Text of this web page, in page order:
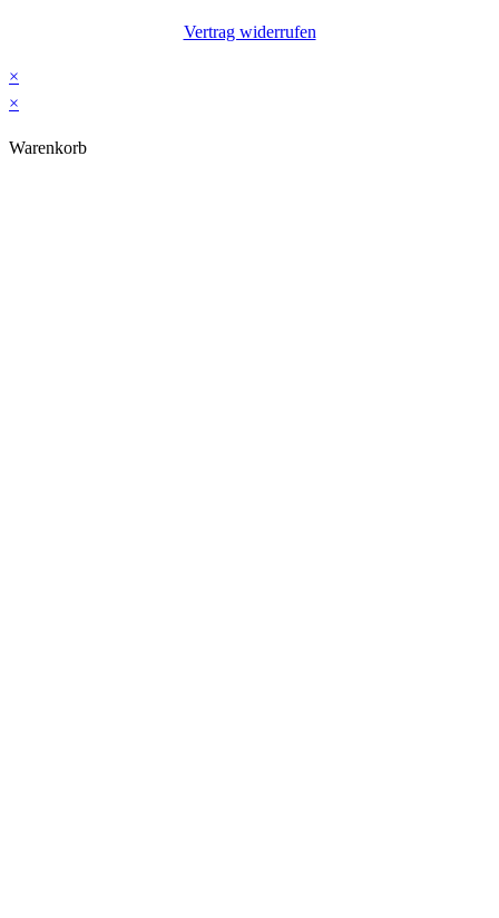
Vertrag widerrufen
×
×
Warenkorb